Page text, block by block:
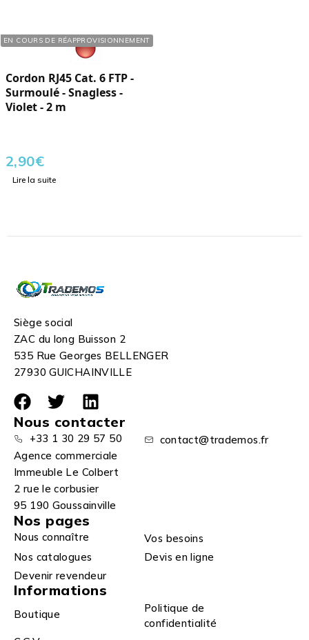
EN COURS DE RÉAPPROVISIONNEMENT
Réf. : 101028
Cordon RJ45 Cat. 6 FTP -
Surmoulé - Snagless -
Violet - 2 m
2,90€
Lire la suite
Siège social
ZAC du long Buisson 2
535 Rue Georges BELLENGER
27930 GUICHAINVILLE
Nous contacter
+33 1 30 29 57 50
contact@trademos.fr
Agence commerciale
Immeuble Le Colbert
2 rue le corbusier
95 190 Goussainville
Nos pages
Nous connaître
Vos besoins
Nos catalogues
Devis en ligne
Devenir revendeur
Informations
Boutique
Politique de
confidentialité